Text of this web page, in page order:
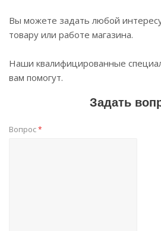
Вы можете задать любой
товару или работе магазина.
Наши квалифицированные
вам помогут.
Задать
Вопрос*